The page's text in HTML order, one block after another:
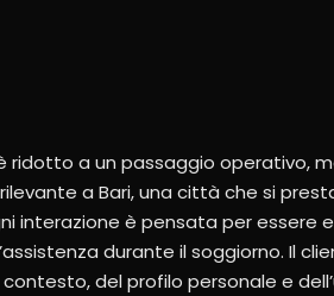
ridotto a un passaggio operativo,
a Bari, una città che si
interazione è pensata per essere
durante il soggiorno. Il
del profilo personale e